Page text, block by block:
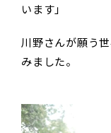
います」
川野さんが願う
みました。